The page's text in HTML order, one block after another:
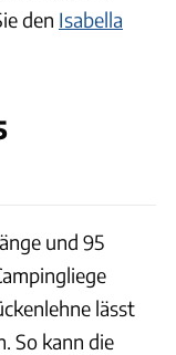
den Isabella
und 95
lässt
So kann die